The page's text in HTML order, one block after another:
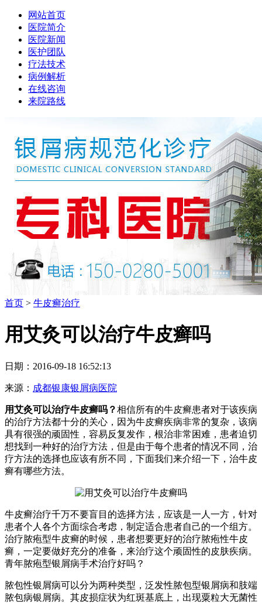
网站首页
医院简介
医院新闻
医护团队
疗法技术
病例解析
在线咨询
来院路线
首页 > 牛皮癣治疗
用艾灸可以治疗牛皮癣吗
日期：2016-09-18 16:52:13
来源： 成都银康银屑病医院
用艾灸可以治疗牛皮癣吗？相信所有的牛皮癣患者对于该疾病
的治疗方法都十分的关心，因为牛皮癣疾病非常的复杂，该病
具有很强的顽固性，容易反复发作，根治非常困难，患者迫切
想找到一种好的治疗方法，但是由于每个患者的情况不同，治
疗方法的选择也应该有所不同，下面我们来介绍一下，治牛皮
癣有哪些方法。
牛皮癣治疗千万不要盲目的选择方法，应该是一人一方，针对
患者个人各个方面综合考虑，制定适合患者自己的一个组方。
治疗脓疱型牛皮癣的时候，患者想要更好的治疗脓疱性牛皮
癣，一定要做好充分的准备，来治疗这个顽固性的皮肤疾病。
青年脓疱型银屑病手术治疗好吗？
脓包性银屑病可以分为两种类型，泛发性脓包型银屑病和肢端
脓包病银屑病。其皮损症状为红斑基底上，出现粟粒大无菌性